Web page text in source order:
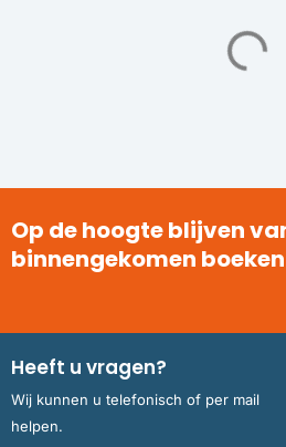
Op de hoogte blijven
binnengekomen
Heeft u vragen?
Wij kunnen u telefonisch of per mail
helpen.